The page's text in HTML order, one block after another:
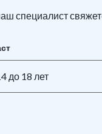
специалист
до 18 лет